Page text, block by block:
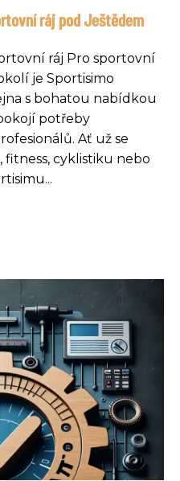
ráj pod Ještědem
ráj Pro sportovní
je Sportisimo
s bohatou nabídkou
potřeby
Ať už se
cyklistiku nebo